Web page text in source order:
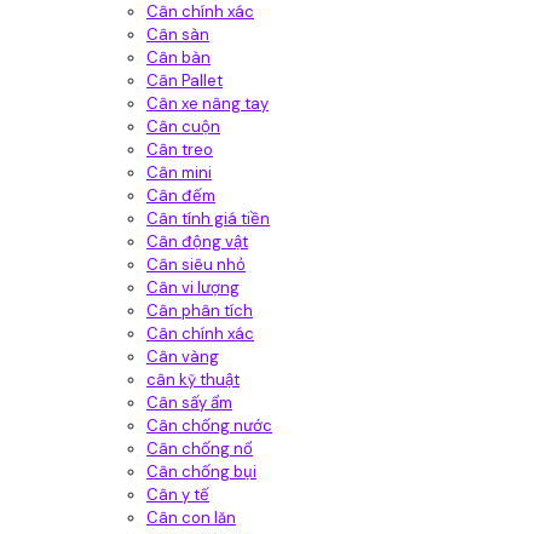
Cân chính xác
Cân sàn
Cân bàn
Cân Pallet
Cân xe nâng tay
Cân cuộn
Cân treo
Cân mini
Cân đếm
Cân tính giá tiền
Cân động vật
Cân siêu nhỏ
Cân vi lượng
Cân phân tích
Cân chính xác
Cân vàng
cân kỹ thuật
Cân sấy ẩm
Cân chống nước
Cân chống nổ
Cân chống bụi
Cân y tế
Cân con lăn